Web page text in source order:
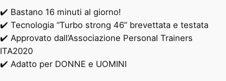
✔️ Bastano 16 minuti al giorno!
✔️ Tecnologia “Turbo strong 46” brevettata e testata
✔️ Approvato dall’Associazione Personal Trainers
ITA2020
✔️ Adatto per DONNE e UOMINI